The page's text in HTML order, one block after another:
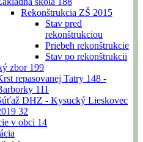
Rekonštrukcia ZŠ 2015
Stav pred
rekonštrukciou
Priebeh rekonštrukcie
Stav po rekonštrukcii
zbor 199
repasovanej Tatry 148 -
111
DHZ - Kysucký Lieskovec
32
v obci 14